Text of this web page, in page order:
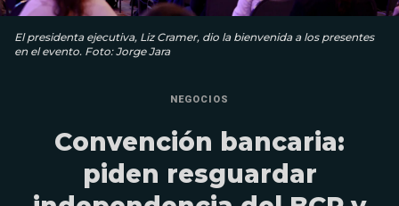
El presidenta ejecutiva, Liz Cramer, dio la bienvenida a los presentes
en el evento. Foto: Jorge Jara
NEGOCIOS
Convención bancaria:
piden resguardar